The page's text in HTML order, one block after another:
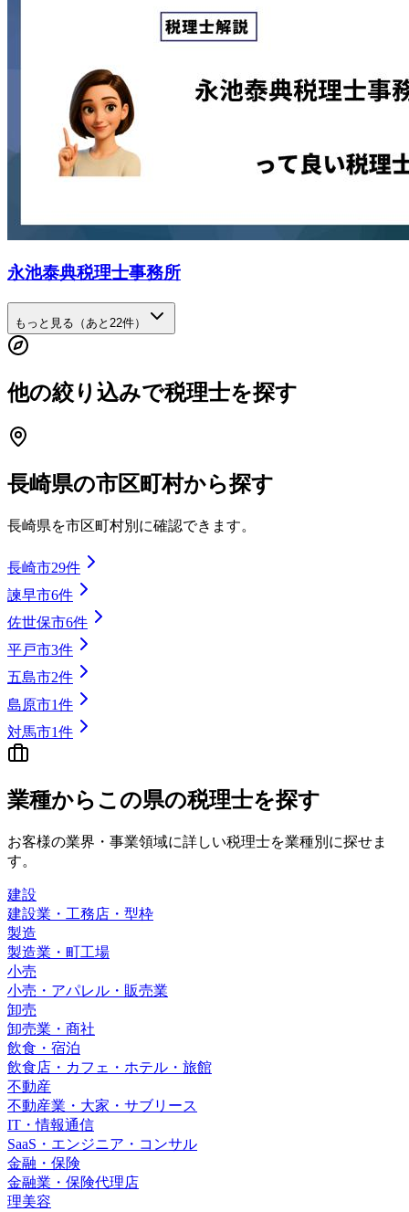
永池泰典税理士事務所
もっと見る（あと 22件）
他の絞り込みで税理士を探す
長崎県の市区町村から探す
長崎県を市区町村別に確認できます。
長崎市29件
諫早市6件
佐世保市6件
平戸市3件
五島市2件
島原市1件
対馬市1件
業種からこの県の税理士を探す
お客様の業界・事業領域に詳しい税理士を業種別に探せま
す。
建設
建設業・工務店・型枠
製造
製造業・町工場
小売
小売・アパレル・販売業
卸売
卸売業・商社
飲食・宿泊
飲食店・カフェ・ホテル・旅館
不動産
不動産業・大家・サブリース
IT・情報通信
SaaS・エンジニア・コンサル
金融・保険
金融業・保険代理店
理美容